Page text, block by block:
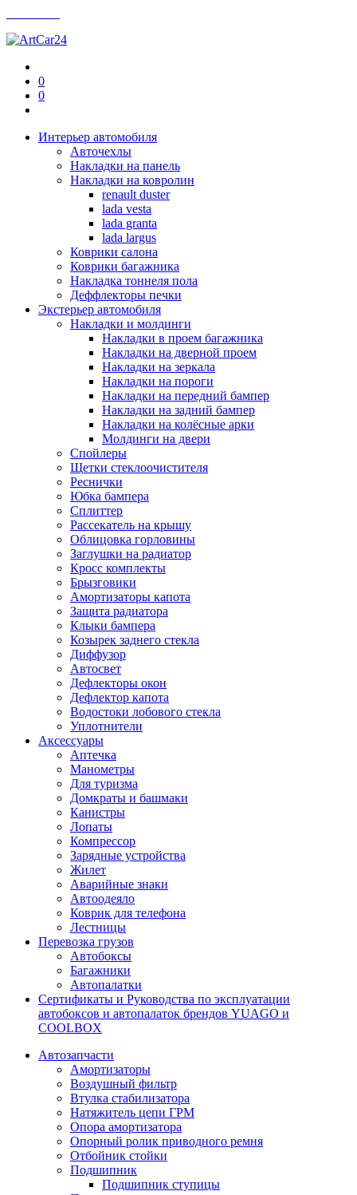
0
0
Интерьер автомобиля
Авточехлы
Накладки на панель
Накладки на ковролин
renault duster
lada vesta
lada granta
lada largus
Коврики салона
Коврики багажника
Накладка тоннеля пола
Деффлекторы печки
Экстерьер автомобиля
Накладки и молдинги
Накладки в проем багажника
Накладки на дверной проем
Накладки на зеркала
Накладки на пороги
Накладки на передний бампер
Накладки на задний бампер
Накладки на колёсные арки
Молдинги на двери
Спойлеры
Щетки стеклоочистителя
Реснички
Юбка бампера
Сплиттер
Рассекатель на крышу
Облицовка горловины
Заглушки на радиатор
Кросс комплекты
Брызговики
Амортизаторы капота
Защита радиатора
Клыки бампера
Козырек заднего стекла
Диффузор
Автосвет
Дефлекторы окон
Дефлектор капота
Водостоки лобового стекла
Уплотнители
Аксессуары
Аптечка
Манометры
Для туризма
Домкраты и башмаки
Канистры
Лопаты
Компрессор
Зарядные устройства
Жилет
Аварийные знаки
Автоодеяло
Коврик для телефона
Лестницы
Перевозка грузов
Автобоксы
Багажники
Автопалатки
Сертификаты и Руководства по эксплуатации
автобоксов и автопалаток брендов YUAGO и
COOLBOX
Автозапчасти
Амортизаторы
Воздушный фильтр
Втулка стабилизатора
Натяжитель цепи ГРМ
Опора амортизатора
Опорный ролик приводного ремня
Отбойник стойки
Подшипник
Подшипник ступицы